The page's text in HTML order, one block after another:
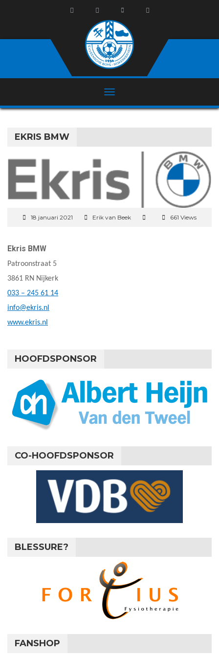
EKRIS BMW
18 januari 2021 Erik van Beek 661 Views
Ekris BMW
Patroonstraat 5
3861 RN Nijkerk
033 – 245 61 14
info@ekris.nl
www.ekris.nl
HOOFDSPONSOR
CO-HOOFDSPONSOR
BLESSURE?
FANSHOP